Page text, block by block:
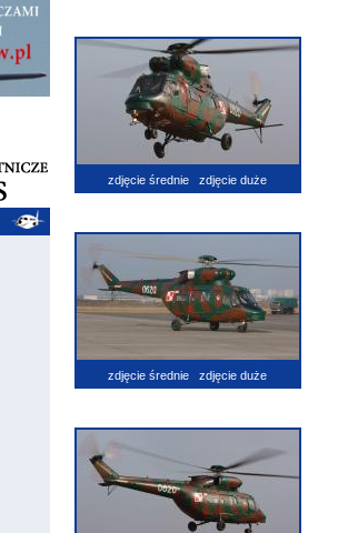
zdjęcie średnie zdjęcie duże
zdjęcie średnie zdjęcie duże